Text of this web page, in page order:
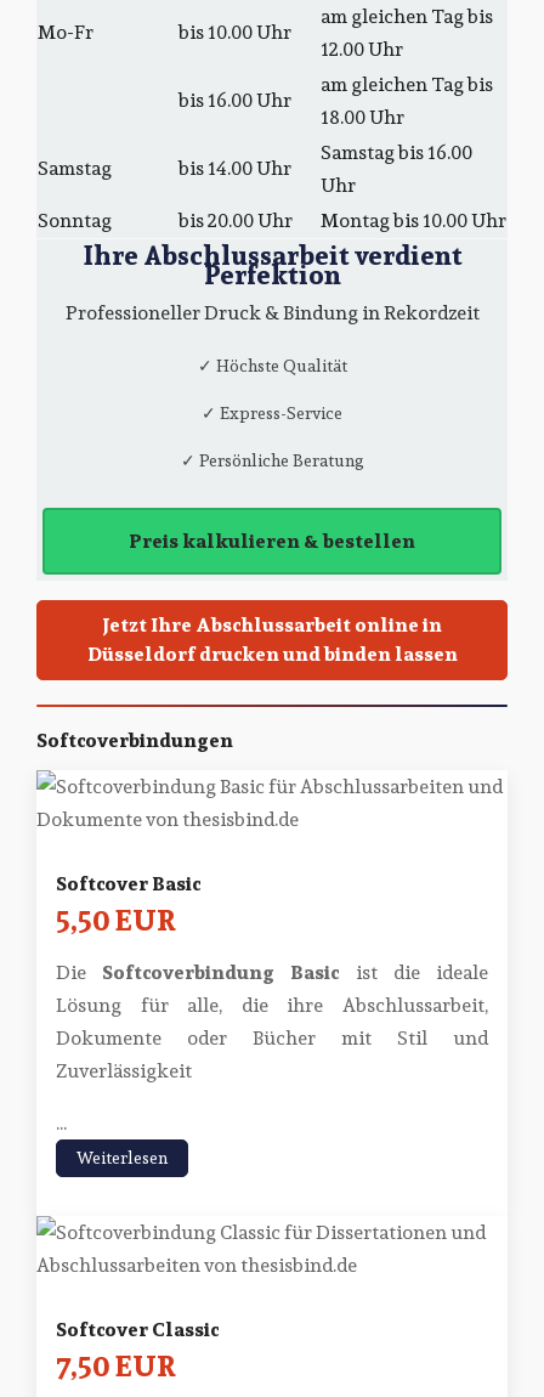
Mo-Fr
bis 10.00 Uhr
am gleichen Tag bis
12.00 Uhr
bis 16.00 Uhr
am gleichen Tag bis
18.00 Uhr
Samstag
bis 14.00 Uhr
Samstag bis 16.00
Uhr
Sonntag
bis 20.00 Uhr Montag bis 10.00 Uhr
Ihre Abschlussarbeit verdient
Perfektion
Professioneller Druck & Bindung in Rekordzeit
✓ Höchste Qualität
✓ Express-Service
✓ Persönliche Beratung
Preis kalkulieren & bestellen
Jetzt Ihre Abschlussarbeit online in
Düsseldorf drucken und binden lassen
Softcoverbindungen
Softcover Basic
5,50 EUR
Die Softcoverbindung Basic ist die ideale
Lösung für alle, die ihre Abschlussarbeit,
Dokumente oder Bücher mit Stil und
Zuverlässigkeit
...
Weiterlesen
Softcover Classic
7,50 EUR